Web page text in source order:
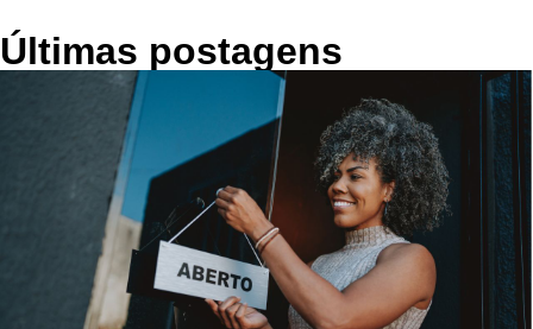
Últimas postagens